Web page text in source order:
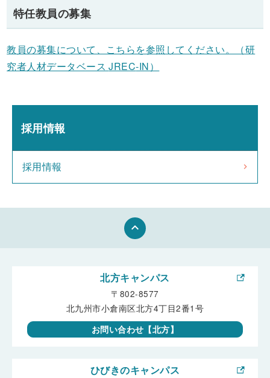
特任教員の募集
教員の募集について、こちらを参照してください。（研
究者人材データベースJREC-IN）
採用情報
採用情報
keyboard_arrow_up
北方キャンパス
〒802-8577
北九州市小倉南区北方4丁目2番1号
お問い合わせ【北方】
ひびきのキャンパス